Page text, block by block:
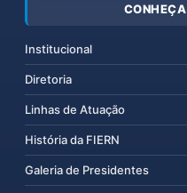
CONHEÇA
Institucional
Diretoria
Linhas de Atuação
História da FIERN
Galeria de Presidentes